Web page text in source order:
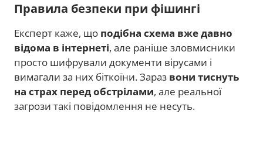
Правила безпеки при фішингі
Експерт каже, що подібна схема вже давно
відома в інтернеті, але раніше зловмисники
просто шифрували документи вірусами і
вимагали за них біткоїни. Зараз вони тиснуть
на страх перед обстрілами, але реальної
загрози такі повідомлення не несуть.